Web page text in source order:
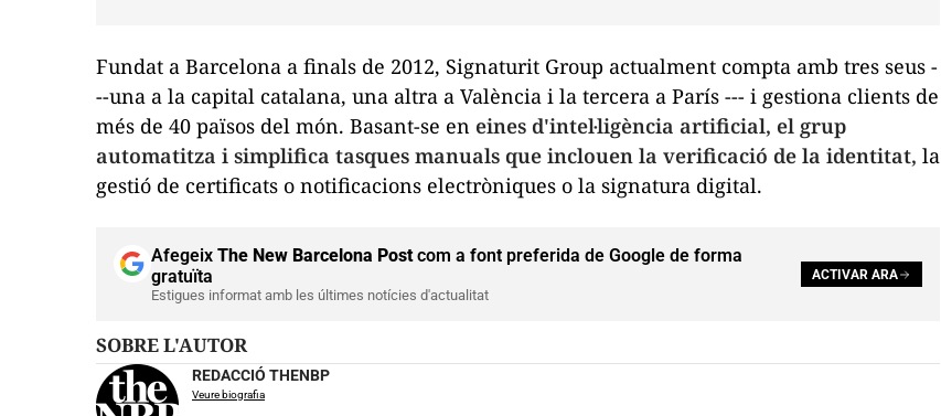
Fundat a Barcelona a finals de 2012, Signaturit Group actualment compta amb tres seus -
--una a la capital catalana, una altra a València i la tercera a París --- i gestiona clients de
més de 40 països del món. Basant-se en eines d'intel·ligència artificial, el grup
automatitza i simplifica tasques manuals que inclouen la verificació de la identitat, la
gestió de certificats o notificacions electròniques o la signatura digital.
Afegeix The New Barcelona Postcom a font preferida de Google de forma
gratuïta
Estigues informat amb les últimes notícies d'actualitat
ACTIVAR ARA
SOBRE L'AUTOR
REDACCIÓ THENBP
Veure biografia